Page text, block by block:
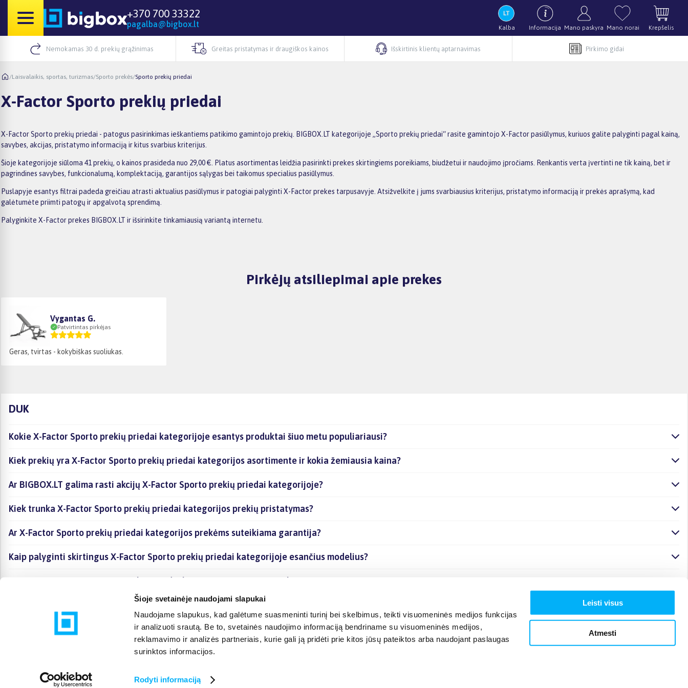
Šioje svetainėje naudojami slapukai
Naudojame slapukus, kad galėtume suasmeninti turinį bei skelbimus, teikti visuomeninės medijos funkcijas
ir analizuoti srautą. Be to, svetainės naudojimo informaciją bendriname su visuomeninės medijos,
reklamavimo ir analizės partneriais, kurie gali ją pridėti prie kitos jūsų pateiktos arba naudojant paslaugas
surinktos informacijos.
Rodyti informaciją
Leisti visus
Atmesti
+370 700 33322
pagalba@bigbox.lt Kalba Informacija Mano paskyra Mano norai Krepšelis
Nemokamas 30 d. prekių grąžinimas Greitas pristatymas ir draugiškos kainos Išskirtinis klientų aptarnavimas Pirkimo gidai
/Laisvalaikis, sportas, turizmas/Sporto prekės/Sporto prekių priedai
X-Factor Sporto prekių priedai
X-Factor Sporto prekių priedai - patogus pasirinkimas ieškantiems patikimo gamintojo prekių. BIGBOX.LT kategorijoje „Sporto prekių priedai“ rasite gamintojo X-Factor pasiūlymus, kuriuos galite palyginti pagal kainą,
savybes, akcijas, pristatymo informaciją ir kitus svarbius kriterijus.
Šioje kategorijoje siūloma 41 prekių, o kainos prasideda nuo 29,00 €. Platus asortimentas leidžia pasirinkti prekes skirtingiems poreikiams, biudžetui ir naudojimo įpročiams. Renkantis verta įvertinti ne tik kainą, bet ir
pagrindines savybes, funkcionalumą, komplektaciją, garantijos sąlygas bei taikomus specialius pasiūlymus.
Puslapyje esantys filtrai padeda greičiau atrasti aktualius pasiūlymus ir patogiai palyginti X-Factor prekes tarpusavyje. Atsižvelkite į jums svarbiausius kriterijus, pristatymo informaciją ir prekės aprašymą, kad
galėtumėte priimti patogų ir apgalvotą sprendimą.
Palyginkite X-Factor prekes BIGBOX.LT ir išsirinkite tinkamiausią variantą internetu.
Pirkėjų atsiliepimai apie prekes
Vygantas G.
Patvirtintas pirkėjas
Geras, tvirtas - kokybiškas suoliukas.
DUK
Kokie X-Factor Sporto prekių priedai kategorijoje esantys produktai šiuo metu populiariausi?
Kiek prekių yra X-Factor Sporto prekių priedai kategorijos asortimente ir kokia žemiausia kaina?
Ar BIGBOX.LT galima rasti akcijų X-Factor Sporto prekių priedai kategorijoje?
Kiek trunka X-Factor Sporto prekių priedai kategorijos prekių pristatymas?
Ar X-Factor Sporto prekių priedai kategorijos prekėms suteikiama garantija?
Kaip palyginti skirtingus X-Factor Sporto prekių priedai kategorijoje esančius modelius?
Kaip įsigyti X-Factor Sporto prekių priedai kategorijoje esančias prekes internetu?